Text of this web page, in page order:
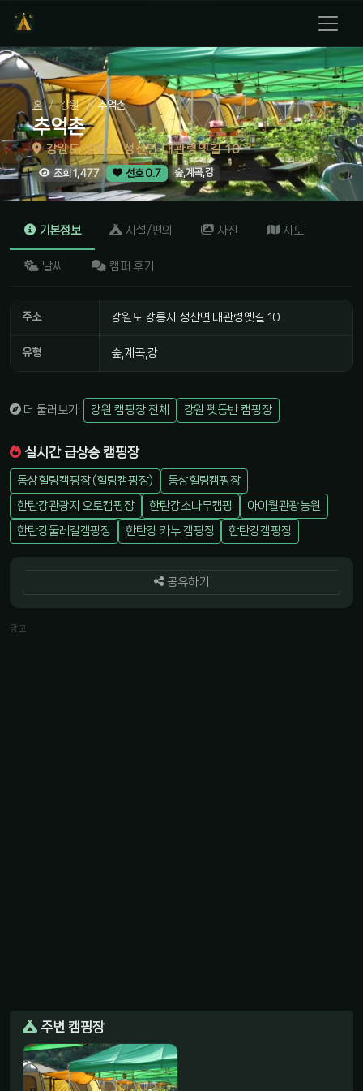
홈 강원 추억촌
추억촌
강원도 강릉시 성산면 대관령옛길 10
조회 1,477 선호 0.7 숲,계곡,강
기본정보 시설/편의 사진 지도
날씨 캠퍼 후기
주소 강원도 강릉시 성산면 대관령옛길 10
유형 숲,계곡,강
더 둘러보기: 강원 캠핑장 전체 강원 펫동반 캠핑장
실시간 급상승 캠핑장
동상힐링캠핑장 (힐링캠핑장)
동상힐링캠핑장
한탄강관광지 오토캠핑장
한탄강소나무캠핑
아이월관광농원
한탄강둘레길캠핑장
한탄강 카누 캠핑장 한탄강캠핑장
공유하기
광고
주변 캠핑장